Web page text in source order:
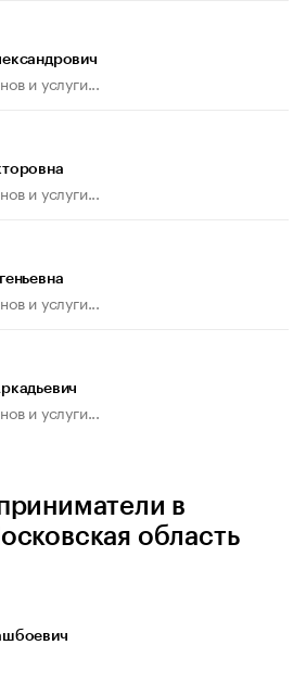
и услуги...
и услуги...
и услуги...
и услуги...
в
область